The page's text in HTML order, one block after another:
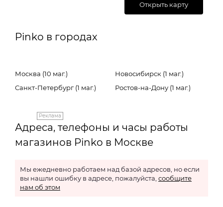
Открыть карту
Pinko в городах
Москва (10 маг.)
Санкт-Петербург (1 маг.)
Новосибирск (1 маг.)
Ростов-на-Дону (1 маг.)
Реклама
Адреса, телефоны и часы работы
магазинов Pinko в Москве
Мы ежедневно работаем над базой адресов, но если
вы нашли ошибку в адресе, пожалуйста, сообщите
нам об этом